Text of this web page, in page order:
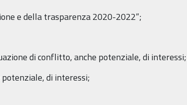
e della trasparenza 2020-2022”;
di conflitto, anche potenziale, di interessi;
di interessi;